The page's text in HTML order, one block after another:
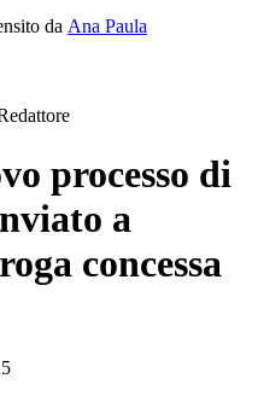
da Ana Paula
processo di
a
concessa